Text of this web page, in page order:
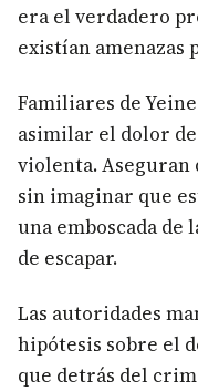
era el verdadero
existían amenazas
Familiares de
asimilar el dolor
violenta. Aseguran
sin imaginar que
una emboscada
de escapar.
Las autoridades
hipótesis sobre el
que detrás del